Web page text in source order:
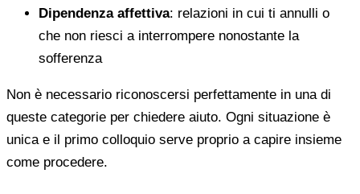
Dipendenza affettiva: relazioni in cui ti annulli o
che non riesci a interrompere nonostante la
sofferenza
Non è necessario riconoscersi perfettamente in una di
queste categorie per chiedere aiuto. Ogni situazione è
unica e il primo colloquio serve proprio a capire insieme
come procedere.